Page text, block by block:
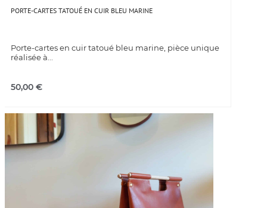
PORTE-CARTES TATOUÉ EN CUIR BLEU MARINE
Porte-cartes en cuir tatoué bleu marine, pièce unique
réalisée à...
50,00 €